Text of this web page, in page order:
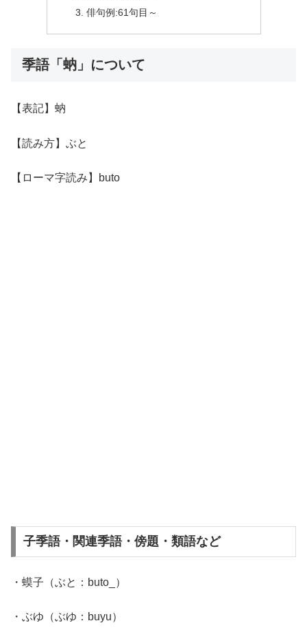
俳句例:61句目～
季語「蚋」について
【表記】蚋
【読み方】ぶと
【ローマ字読み】buto
子季語・関連季語・傍題・類語など
・蟆子（ぶと：buto_）
・ぶゆ（ぶゆ：buyu）